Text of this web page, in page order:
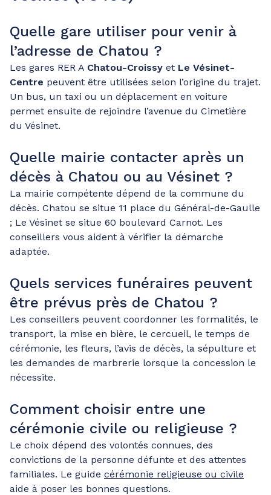
Quelle gare utiliser pour venir à
l’adresse de Chatou ?
Les gares RER A Chatou-Croissy et Le Vésinet-
Centre peuvent être utilisées selon l’origine du trajet.
Un bus, un taxi ou un déplacement en voiture
permet ensuite de rejoindre l’avenue du Cimetière
du Vésinet.
Quelle mairie contacter après un
décès à Chatou ou au Vésinet ?
La mairie compétente dépend de la commune du
décès. Chatou se situe 11 place du Général-de-Gaulle
; Le Vésinet se situe 60 boulevard Carnot. Les
conseillers vous aident à vérifier la démarche
adaptée.
Quels services funéraires peuvent
être prévus près de Chatou ?
Les conseillers peuvent coordonner les formalités, le
transport, la mise en bière, le cercueil, le temps de
cérémonie, les fleurs, l’avis de décès, la sépulture et
les demandes de marbrerie lorsque la concession le
nécessite.
Comment choisir entre une
cérémonie civile ou religieuse ?
Le choix dépend des volontés connues, des
convictions de la personne défunte et des attentes
familiales. Le guide cérémonie religieuse ou civile
aide à poser les bonnes questions.